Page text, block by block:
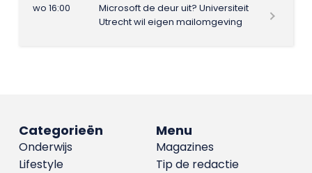
wo 16:00
Microsoft de deur uit? Universiteit
Utrecht wil eigen mailomgeving
Menu
Magazines
Tip de redactie
Categorieën
Onderwijs
Lifestyle